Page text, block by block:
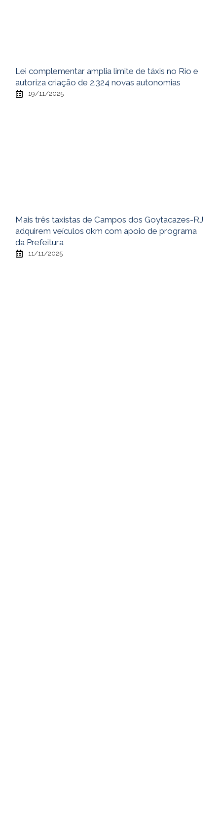
Lei complementar amplia limite de táxis no Rio e
autoriza criação de 2.324 novas autonomias
19/11/2025
Mais três taxistas de Campos dos Goytacazes-RJ
adquirem veículos 0km com apoio de programa
da Prefeitura
11/11/2025